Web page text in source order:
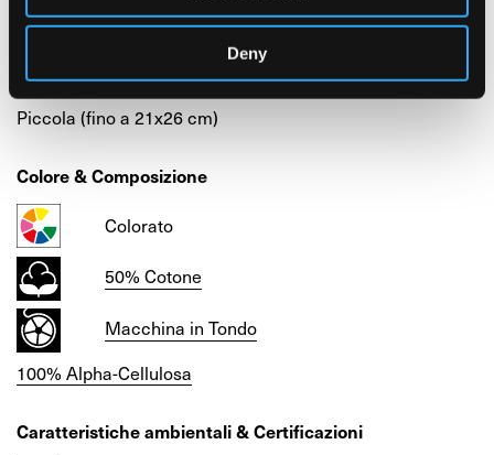
Deny
Pesante (210 a 315g/m2)
Dimensione
Piccola (fino a 21x26 cm)
Colore & Composizione
Colorato
50% Cotone
Macchina in Tondo
100% Alpha-Cellulosa
Caratteristiche ambientali & Certificazioni